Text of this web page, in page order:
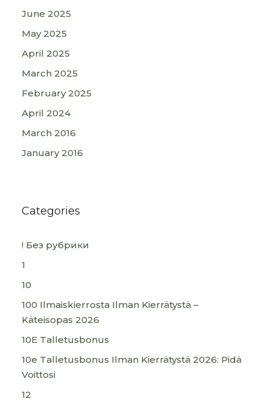
June 2025
May 2025
April 2025
March 2025
February 2025
April 2024
March 2016
January 2016
Categories
! Без рубрики
1
10
100 Ilmaiskierrosta Ilman Kierrätystä –
Käteisopas 2026
10E Talletusbonus
10e Talletusbonus Ilman Kierrätystä 2026: Pidä
Voittosi
12